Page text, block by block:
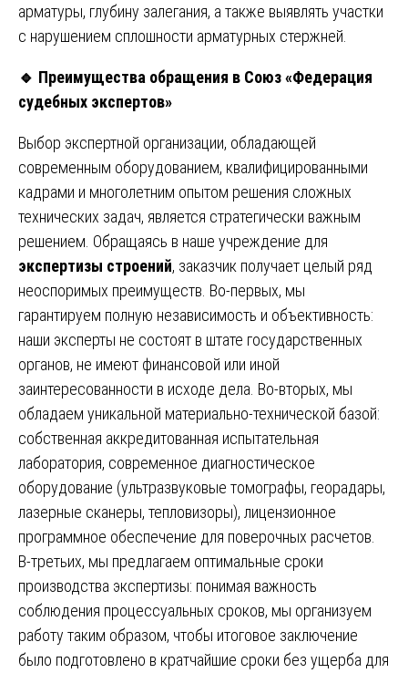
арматуры, глубину залегания, а также выявлять участки
с нарушением сплошности арматурных стержней.
🔹 Преимущества обращения в Союз «Федерация
судебных экспертов»
Выбор экспертной организации, обладающей
современным оборудованием, квалифицированными
кадрами и многолетним опытом решения сложных
технических задач, является стратегически важным
решением. Обращаясь в наше учреждение для
экспертизы строений, заказчик получает целый ряд
неоспоримых преимуществ. Во-первых, мы
гарантируем полную независимость и объективность:
наши эксперты не состоят в штате государственных
органов, не имеют финансовой или иной
заинтересованности в исходе дела. Во-вторых, мы
обладаем уникальной материально-технической базой:
собственная аккредитованная испытательная
лаборатория, современное диагностическое
оборудование (ультразвуковые томографы, георадары,
лазерные сканеры, тепловизоры), лицензионное
программное обеспечение для поверочных расчетов.
В-третьих, мы предлагаем оптимальные сроки
производства экспертизы: понимая важность
соблюдения процессуальных сроков, мы организуем
работу таким образом, чтобы итоговое заключение
было подготовлено в кратчайшие сроки без ущерба для